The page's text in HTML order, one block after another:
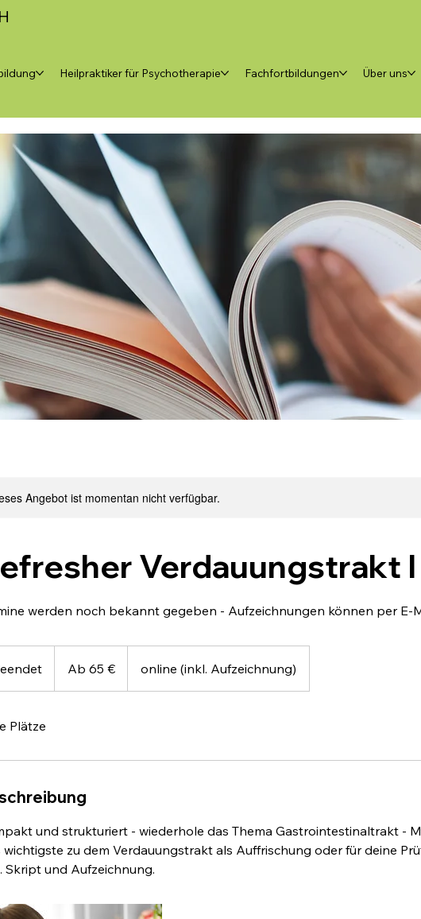
Heilpraktiker für Psychotherapie Fachfortbildungen Über uns
Angebot ist momentan nicht verfügbar.
Verdauungstrakt I
werden noch bekannt gegeben - Aufzeichnungen können per E-
e
n
e
EuroAb 65 € online (inkl. Aufzeichnung)
Plätze
und strukturiert - wiederhole das Thema Gastrointestinaltrakt -
wichtigste zu dem Verdauungstrakt als Auffrischung oder für deine
Skript und Aufzeichnung.